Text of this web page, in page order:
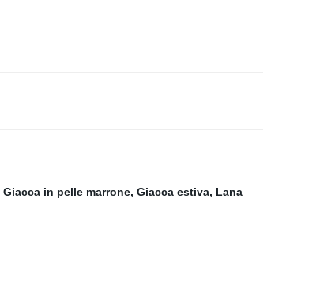
Giacca in pelle marrone, Giacca estiva, Lana